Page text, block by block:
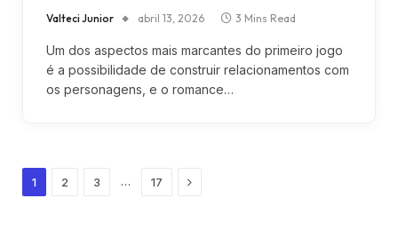
Valteci Junior abril 13, 2026 3 Mins Read
Um dos aspectos mais marcantes do primeiro jogo
é a possibilidade de construir relacionamentos com
os personagens, e o romance…
1 2 3 … 17 Next